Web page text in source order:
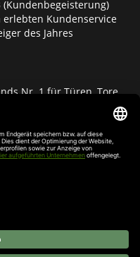
(Kundenbegeisterung)
erlebten Kundenservice
des Jahres
Nr. 1 für Türen, Tore
2022
ums Haus“
erlebten Kundenservice
Rang (Türen, Tore &